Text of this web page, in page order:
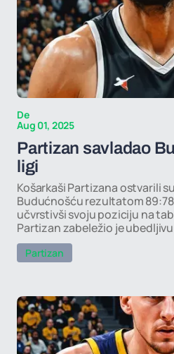
De
Aug 01, 2025
Partizan savladao
ligi
Košarkaši Partizana ostvarili
Budućnošću rezultatom 89:78
učvrstivši svoju poziciju na
Partizan zabeležio je
Partizan